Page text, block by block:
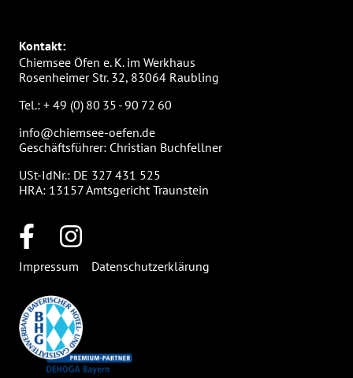
Kontakt:
Chiemsee Öfen e. K. im Werkhaus
Rosenheimer Str. 32, 83064 Raubling
Tel.: + 49 (0) 80 35 - 90 72 60
info@chiemsee-oefen.de
Geschäftsführer: Christian Buchfellner
USt-IdNr.: DE 327 431 525
HRA: 13157 Amtsgericht Traunstein
Impressum Datenschutzerklärung